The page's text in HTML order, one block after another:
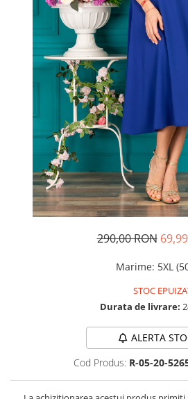
Rochii din dantela
Rochii din tafta
Rochii cu paiete
Rochii din tul
Rochii din catifea
Rochii din Barbie/Bistrech
Rochii din saten
Rochii voal
Rochii cu imprimeu
290,00 RON
Marime: 5XL
STOC
Durata de livrare:
ALERTA
Cod Produs: R-05-20-